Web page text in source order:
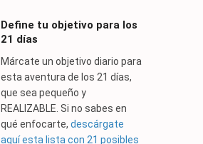
Define tu objetivo para los
21 días
Márcate un objetivo diario para
esta aventura de los 21 días,
que sea pequeño y
REALIZABLE. Si no sabes en
qué enfocarte, descárgate
aquí esta lista con 21 posibles